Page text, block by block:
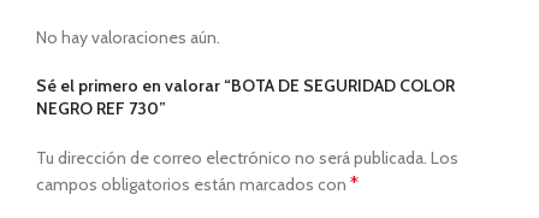
No hay valoraciones aún.
Sé el primero en valorar “BOTA DE SEGURIDAD COLOR
NEGRO REF 730”
Tu dirección de correo electrónico no será publicada. Los
campos obligatorios están marcados con *